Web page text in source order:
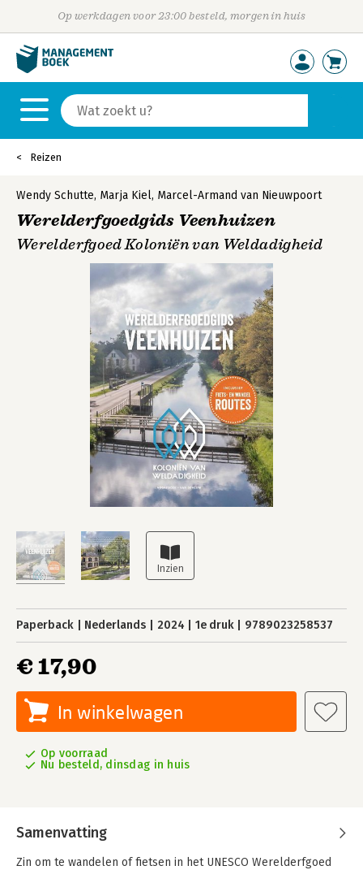
Op werkdagen voor 23:00 besteld, morgen in huis
Reizen
Wendy Schutte, Marja Kiel, Marcel-Armand van Nieuwpoort
Werelderfgoedgids Veenhuizen
Werelderfgoed Koloniën van Weldadigheid
Paperback Nederlands 2024 1e druk 9789023258537
€ 17,90
In winkelwagen
Op voorraad
Nu besteld, dinsdag in huis
Samenvatting
Zin om te wandelen of fietsen in het UNESCO Werelderfgoed